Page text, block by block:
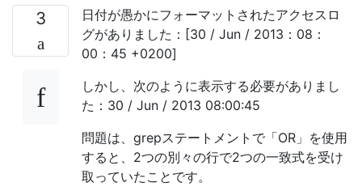
3
日付が愚かにフォーマットされたアクセスロ
グがありました：[30 / Jun / 2013：08：
00：45 +0200]
しかし、次のように表示する必要がありまし
た：30 / Jun / 2013 08:00:45
問題は、grepステートメントで「OR」を使用
すると、2つの別々の行で2つの一致式を受け
取っていたことです。